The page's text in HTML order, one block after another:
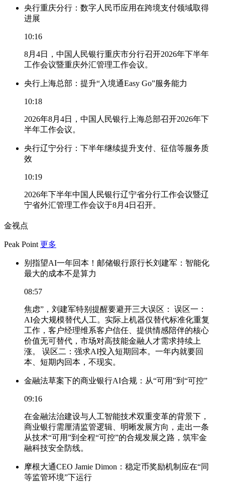
央行重庆分行：数字人民币应用在跨境支付领域取得
进展
10:16
8月4日，中国人民银行重庆市分行召开2026年下半年
工作会议暨重庆外汇管理工作会议。
央行上海总部：提升“入境通Easy Go”服务能力
10:18
2026年8月4日，中国人民银行上海总部召开2026年下
半年工作会议。
央行辽宁分行：下半年继续提升支付、征信等服务质
效
10:19
2026年下半年中国人民银行辽宁省分行工作会议暨辽
宁省外汇管理工作会议于8月4日召开。
金视点
Peak Point 更多
别指望AI一年回本！邮储银行原行长刘建军：智能化
最大的成本不是算力
08:57
焦虑”，刘建军特别提醒要避开三大误区： 误区一：
AI会大规模替代人工。实际上机器仅替代标准化重复
工作，客户经理维系客户信任、提供情感陪伴的核心
价值无可替代，市场对高技能金融人才需求持续上
涨。 误区二：强求AI投入短期回本。一年内就要回
本、短期内回本，不现实。
金融法草案下的商业银行AI合规：从“可用”到“可控”
09:16
在金融法治建设与人工智能技术双重变革的背景下，
商业银行需厘清监管逻辑、明晰发展方向，走出一条
从技术“可用”到全程“可控”的合规发展之路，筑牢金
融科技安全防线。
摩根大通CEO Jamie Dimon：稳定币奖励机制应在“同
等监管环境”下运行